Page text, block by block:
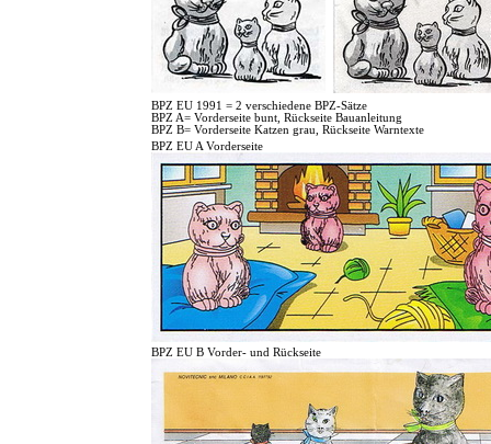
BPZ EU 1991 = 2 verschiedene BPZ-Sätze
BPZ A= Vorderseite bunt, Rückseite Bauanleitung
BPZ B= Vorderseite Katzen grau, Rückseite Warntexte
BPZ EU A Vorderseite
BPZ EU B Vorder- und Rückseite